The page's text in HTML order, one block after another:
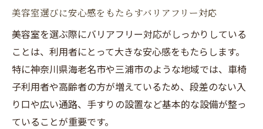
車椅子対応が叶う美容室の快適ポイント
美容室で車椅子のまま利用できる設備のポ
イント
車椅子対応シャンプー台がある美容室の選
び方
バリアフリー美容室ならではの施術スペー
ス活用法
美容室選びに安心感をもたらすバリアフリー対応
美容室を選ぶ際にバリアフリー対応がしっかりしている
ことは、利用者にとって大きな安心感をもたらします。
特に神奈川県海老名市や三浦市のような地域では、車椅
子利用者や高齢者の方が増えているため、段差のない入
り口や広い通路、手すりの設置など基本的な設備が整っ
ていることが重要です。